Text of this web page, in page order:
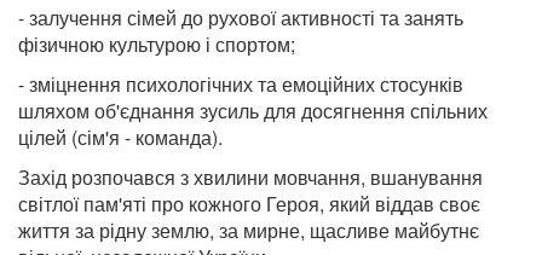
- залучення сімей до рухової активності та занять
фізичною культурою і спортом;
- зміцнення психологічних та емоційних стосунків
шляхом об'єднання зусиль для досягнення спільних
цілей (сім'я - команда).
Захід розпочався з хвилини мовчання, вшанування
світлої пам'яті про кожного Героя, який віддав своє
життя за рідну землю, за мирне, щасливе майбутнє